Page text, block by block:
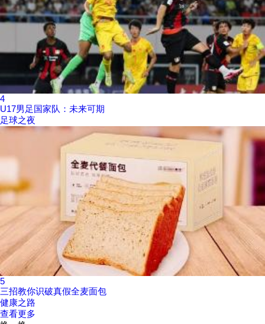
4
U17男足国家队：未来可期
足球之夜
5
三招教你识破真假全麦面包
健康之路
查看更多